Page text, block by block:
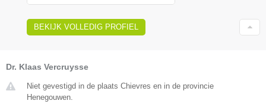
BEKIJK VOLLEDIG PROFIEL
Dr. Klaas Vercruysse
Niet gevestigd in de plaats Chievres en in de provincie
Henegouwen.